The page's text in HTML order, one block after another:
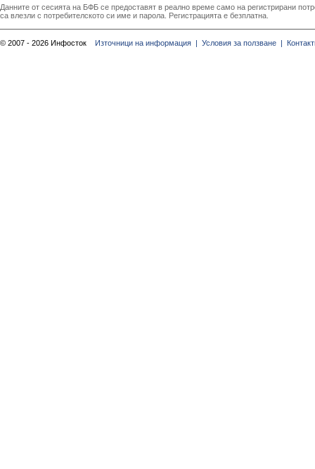
Данните от сесията на БФБ се предоставят в реално време само на регистрирани
са влезли с потребителското си име и парола. Регистрацията е безплатна.
© 2007 - 2026 Инфосток Източници на информация | Условия за ползване |